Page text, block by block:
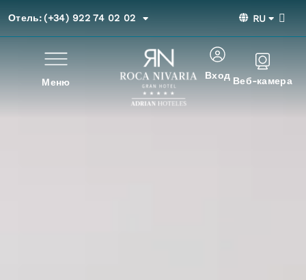
Отель: (+34) 922 74 02 02 RU
Меню
Вход Веб-камера